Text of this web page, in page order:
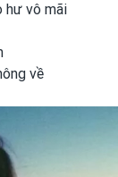
hư vô mãi
về